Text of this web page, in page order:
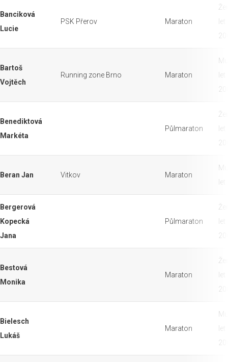
Banciková
Lucie
PSK Přerov Maraton
Bartoš
Vojtěch
Running zone Brno Maraton
Benediktová
Markéta
Půlmaraton
Beran Jan Vitkov Maraton
Bergerová
Kopecká
Jana
Půlmaraton
Bestová
Monika
Maraton
Bielesch
Lukáš
Maraton